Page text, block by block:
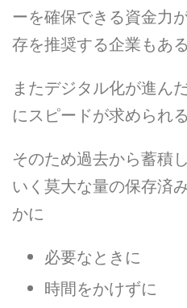
ーを確保できる資金力
存を推奨する企業もあ
またデジタル化が進ん
にスピードが求められ
そのため過去から蓄積
いく莫大な量の保存済
かに
必要なときに
時間をかけずに